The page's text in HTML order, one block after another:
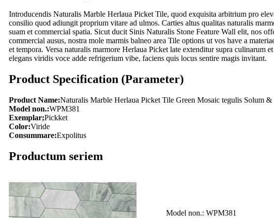
Introducendis Naturalis Marble Herlaua Picket Tile, quod exquisita arbitrium pro
consilio quod adiungit proprium vitare ad ulmos. Carties altus qualitas naturalis
suam et commercial spatia. Sicut ducit Sinis Naturalis Stone Feature Wall elit, nos
commercial ausus, nostra mole marmis balneo area Tile options ut vos have a
et tempora. Versa naturalis marmore Herlaua Picket late extenditur supra culinarum
elegans viridis voce adde refrigerium vibe, faciens quis locus sentire magis invitant.
Product Specification (Parameter)
Product Name:Naturalis Marble Herlaua Picket Tile Green Mosaic tegulis Solum
Model non.:WPM381
Exemplar;Pickket
Color:Viride
Consummare:Expolitus
Productum seriem
Model non.: WPM381